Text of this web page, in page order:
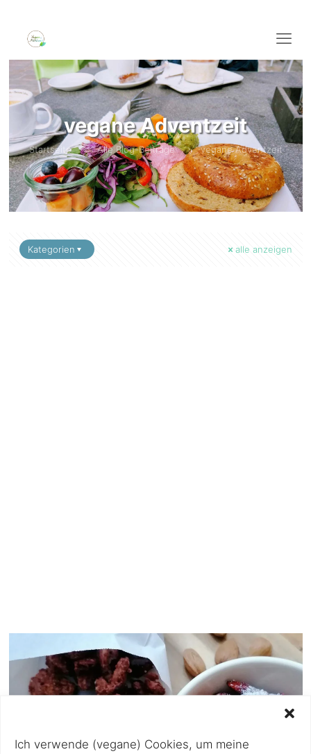
Ich verwende (vegane) Cookies, um meine
vegane Adventzeit
Startseite Alle Blog-Beiträge vegane Adventzeit
Kategorien alle anzeigen